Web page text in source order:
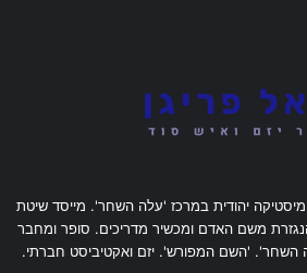
מיסטיקה יהודית במרכז 'עלה השחר'. מייסד שיטת
משם האדם ומכשיר מדריכים. סופר ומחבר
'השם המפורש'. יזם ואקטיביסט חברתי.